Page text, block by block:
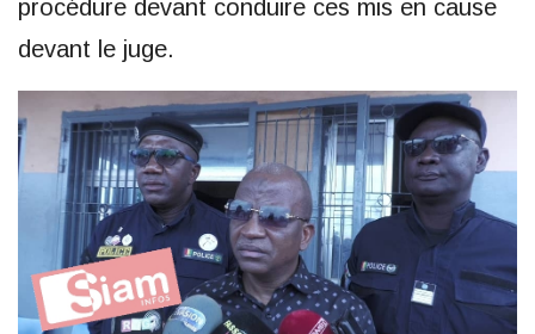
procédure devant conduire ces mis en cause
devant le juge.